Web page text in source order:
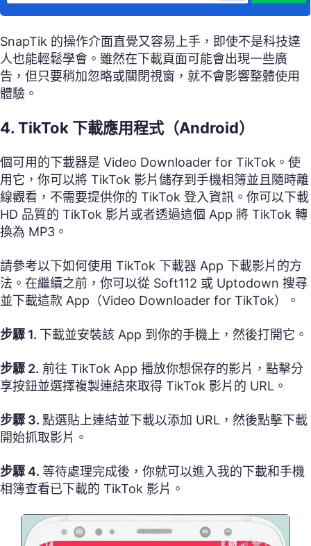
SnapTik 的操作介面直覺又容易上手，即使不是科技達
人也能輕鬆學會。雖然在下載頁面可能會出現一些廣
告，但只要稍加忽略或關閉視窗，就不會影響整體使用
體驗。
4. TikTok 下載應用程式（Android）
個可用的下載器是 Video Downloader for TikTok。使
用它，你可以將 TikTok 影片儲存到手機相簿並且隨時離
線觀看，不需要提供你的 TikTok 登入資訊。你可以下載
HD 品質的 TikTok 影片或者透過這個 App 將 TikTok 轉
換為 MP3。
請參考以下如何使用 TikTok 下載器 App 下載影片的方
法。在繼續之前，你可以從 Soft112 或 Uptodown 搜尋
並下載這款 App（Video Downloader for TikTok）。
步驟 1. 下載並安裝該 App 到你的手機上，然後打開它。
步驟 2. 前往 TikTok App 播放你想保存的影片，點擊分
享按鈕並選擇複製連結來取得 TikTok 影片的 URL。
步驟 3. 點選貼上連結並下載以添加 URL，然後點擊下載
開始抓取影片。
步驟 4. 等待處理完成後，你就可以進入我的下載和手機
相簿查看已下載的 TikTok 影片。